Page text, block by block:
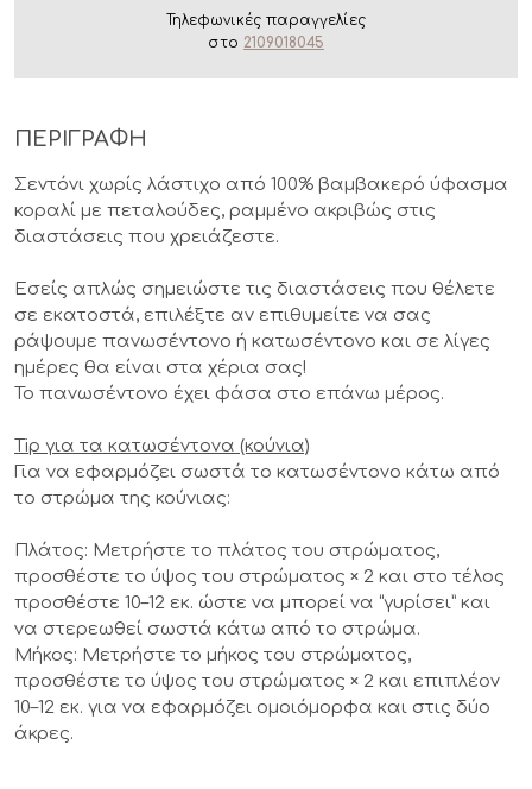
Τηλεφωνικές παραγγελίες
στο 2109018045
ΠΕΡΙΓΡΑΦΗ
Σεντόνι χωρίς λάστιχο από 100% βαμβακερό ύφασμα
κοραλί με πεταλούδες, ραμμένο ακριβώς στις
διαστάσεις που χρειάζεστε.
Εσείς απλώς σημειώστε τις διαστάσεις που θέλετε
σε εκατοστά, επιλέξτε αν επιθυμείτε να σας
ράψουμε πανωσέντονο ή κατωσέντονο και σε λίγες
ημέρες θα είναι στα χέρια σας!
Το πανωσέντονο έχει φάσα στο επάνω μέρος.
Tip για τα κατωσέντονα (κούνια)
Για να εφαρμόζει σωστά το κατωσέντονο κάτω από
το στρώμα της κούνιας:
Πλάτος: Μετρήστε το πλάτος του στρώματος,
προσθέστε το ύψος του στρώματος × 2 και στο τέλος
προσθέστε 10–12 εκ. ώστε να μπορεί να “γυρίσει” και
να στερεωθεί σωστά κάτω από το στρώμα.
Μήκος: Μετρήστε το μήκος του στρώματος,
προσθέστε το ύψος του στρώματος × 2 και επιπλέον
10–12 εκ. για να εφαρμόζει ομοιόμορφα και στις δύο
άκρες.